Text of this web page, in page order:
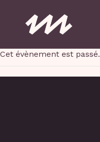
Cet évènement est passé.